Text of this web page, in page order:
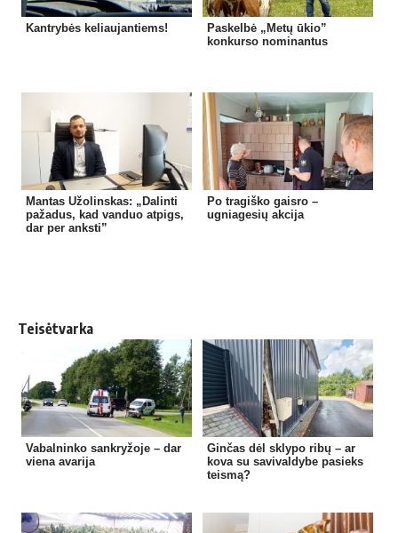
Kantrybės keliaujantiems!
Paskelbė „Metų ūkio”
konkurso nominantus
Mantas Užolinskas: „Dalinti
pažadus, kad vanduo atpigs,
dar per anksti”
Po tragiško gaisro –
ugniagesių akcija
Teisėtvarka
Vabalninko sankryžoje – dar
viena avarija
Ginčas dėl sklypo ribų – ar
kova su savivaldybe pasieks
teismą?